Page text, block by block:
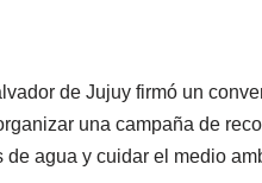
de Jujuy firmó un
una campaña de
agua y cuidar el medio